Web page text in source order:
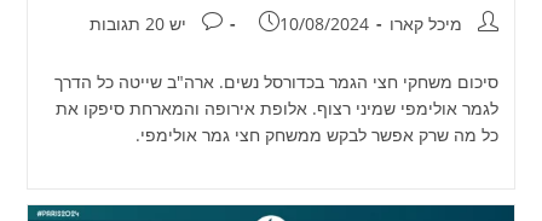
מחבר:מיכל קארו פורסם:
10/08/2024 תגובות:
יש 20 תגובות
סיכום משחקי חצי הגמר בכדורסל נשים. ארה"ב שייטה כל הדרך
לגמר אולימפי שמיני רצוף. אלופת אירופה והמארחת סיפקו את
כל מה שרק אפשר לבקש ממשחק חצי גמר אולימפי.